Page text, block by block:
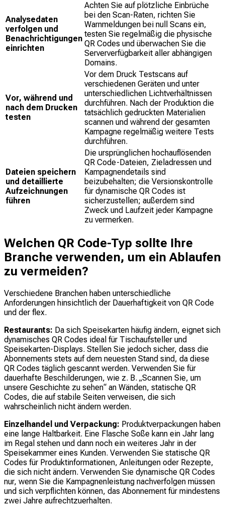
Analysedaten
verfolgen und
Benachrichtigungen
einrichten
Achten Sie auf plötzliche Einbrüche
bei den Scan-Raten, richten Sie
Warnmeldungen bei null Scans ein,
testen Sie regelmäßig die physische
QR Codes und überwachen Sie die
Serververfügbarkeit aller abhängigen
Domains.
Vor, während und
nach dem Drucken
testen
Vor dem Druck Testscans auf
verschiedenen Geräten und unter
unterschiedlichen Lichtverhältnissen
durchführen. Nach der Produktion die
tatsächlich gedruckten Materialien
scannen und während der gesamten
Kampagne regelmäßig weitere Tests
durchführen.
Dateien speichern
und detaillierte
Aufzeichnungen
führen
Die ursprünglichen hochauflösenden
QR Code-Dateien, Zieladressen und
Kampagnendetails sind
beizubehalten; die Versionskontrolle
für dynamische QR Codes ist
sicherzustellen; außerdem sind
Zweck und Laufzeit jeder Kampagne
zu vermerken.
Welchen QR Code-Typ sollte Ihre
Branche verwenden, um ein Ablaufen
zu vermeiden?
Verschiedene Branchen haben unterschiedliche
Anforderungen hinsichtlich der Dauerhaftigkeit von QR Code
und der flex.
Restaurants: Da sich Speisekarten häufig ändern, eignet sich
dynamisches QR Codes ideal für Tischaufsteller und
Speisekarten-Displays. Stellen Sie jedoch sicher, dass die
Abonnements stets auf dem neuesten Stand sind, da diese
QR Codes täglich gescannt werden. Verwenden Sie für
dauerhafte Beschilderungen, wie z. B. „Scannen Sie, um
unsere Geschichte zu sehen“ an Wänden, statische QR
Codes, die auf stabile Seiten verweisen, die sich
wahrscheinlich nicht ändern werden.
Einzelhandel und Verpackung: Produktverpackungen haben
eine lange Haltbarkeit. Eine Flasche Soße kann ein Jahr lang
im Regal stehen und dann noch ein weiteres Jahr in der
Speisekammer eines Kunden. Verwenden Sie statische QR
Codes für Produktinformationen, Anleitungen oder Rezepte,
die sich nicht ändern. Verwenden Sie dynamische QR Codes
nur, wenn Sie die Kampagnenleistung nachverfolgen müssen
und sich verpflichten können, das Abonnement für mindestens
zwei Jahre aufrechtzuerhalten.